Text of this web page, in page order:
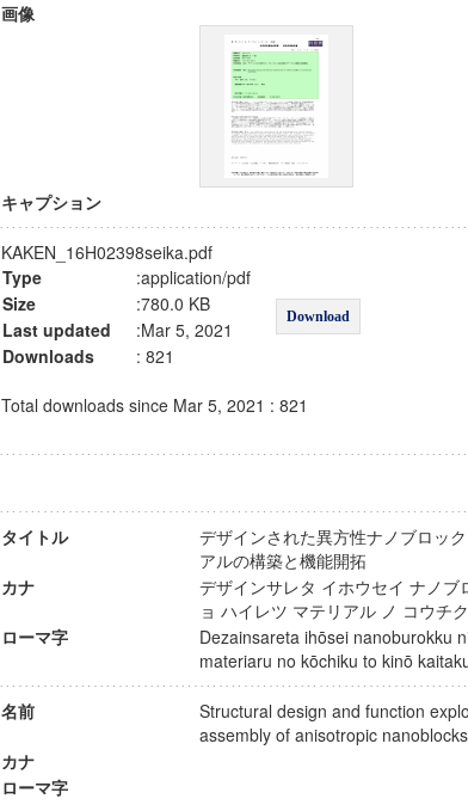
画像
キャプション
KAKEN_16H02398seika.pdf
Type
:application/pdf
Download
Size
:780.0 KB
Last updated
:Mar 5, 2021
Downloads
: 821
Total downloads since Mar 5, 2021 : 821
タイトル
デザインされた異方性ナノブロッ
アルの構築と機能開拓
カナ
デザインサレタ イホウセイ ナノブ
ョ ハイレツ マテリアル ノ コウ
ローマ字
Dezainsareta ihōsei nanoburokku
materiaru no kōchiku to kinō
名前
Structural design and function
assembly of anisotropic
カナ
ローマ字